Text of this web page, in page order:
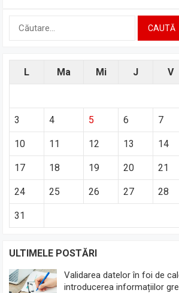
Caută
L Ma Mi J V
3 4 5 6 7
10 11 12 13 14
17 18 19 20 21
24 25 26 27 28
31
ULTIMELE POSTĂRI
Validarea datelor în foi de
introducerea informațiilor